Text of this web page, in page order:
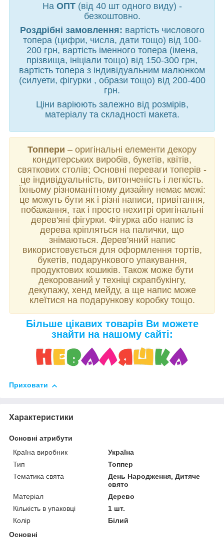
На ОПТ(від 40 шт одного виду) -
безкоштовно.
Роздрібні замовлення: вартість числового
топера (цифри, числа, дати тощо) від 100-
200 грн, вартість іменного топера (імена,
прізвища, ініціали тощо) від 150-300 грн,
вартість топера з індивідуальним малюнком
(силуети, фігурки , образи тощо) від 200-400
грн.
Ціни варіюють залежно від розмірів,
матеріалу та складності макета.
Топпери – оригінальні елементи декору
кондитерських виробів, букетів, квітів,
святкових столів; Основні переваги топерів -
це індивідуальність, витонченість і легкість.
Їхньому різноманітному дизайну немає межі:
це можуть бути як і різні написи, привітання,
побажання, так і просто нехитрі оригінальні
дерев'яні фігурки. Фігурка або напис із
дерева кріпляться на палички, що
знімаються. Дерев'яний напис
використовується для оформлення тортів,
букетів, подарункового упакування,
продуктових кошиків. Також може бути
декорований у техніці скрапбукінгу,
декупажу, хенд мейду, а ще напис може
клеїтися на подарункову коробку тощо.
Більше цікавих товарів Ви можете
знайти на нашому сайті:
Приховати
Характеристики
Основні атрибути
Країна виробник
Україна
Тип
Топпер
Тематика свята
День Народження, Дитяче
свято
Матеріал
Дерево
Кількість в упаковці
1 шт.
Колір
Білий
Основні